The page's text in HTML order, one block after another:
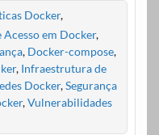
Docker,
em Docker,
, Docker-compose,
, Infraestrutura de
Docker,Segurança
,Vulnerabilidades